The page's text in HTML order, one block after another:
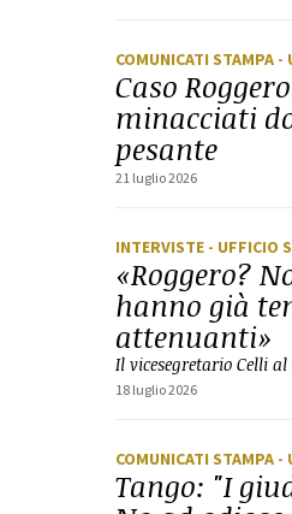
COMUNICATI STAMPA -
Caso
minacciati
pesante
21 luglio 2026
INTERVISTE - UFFICIO
«Roggero?
hanno già
attenuanti»
Il vicesegretario Celli
18 luglio 2026
COMUNICATI STAMPA -
Tango: "I